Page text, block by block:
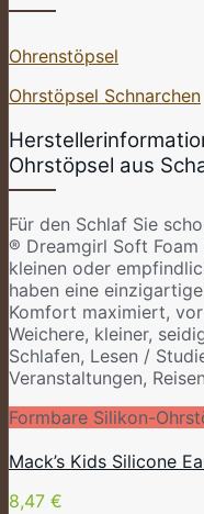
Ohrenstöpsel
Ohrstöpsel Schnarchen
Ohrstöpsel aus
Für den Schlaf Sie
® Dreamgirl Soft
kleinen oder
haben eine
Komfort maximiert,
Weichere, kleiner,
Schlafen, Lesen /
Veranstaltungen, Reisen
Formbare Silikon-
Mack’s Kids Silicone
8,47 €